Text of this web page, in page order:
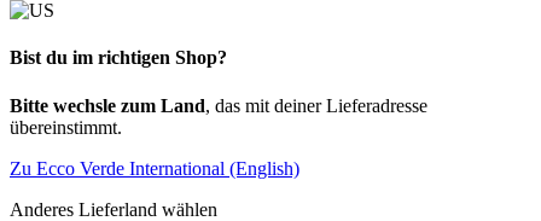
Bist du im richtigen Shop?
Bitte wechsle zum Land, das mit deiner Lieferadresse
übereinstimmt.
Zu Ecco Verde International (English)
Anderes Lieferland wählen